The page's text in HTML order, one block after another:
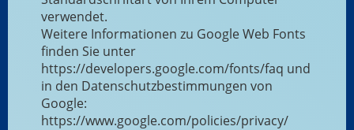
verwendet.
Weitere Informationen zu Google Web Fonts
finden Sie unter
https://developers.google.com/fonts/faq und
in den Datenschutzbestimmungen von
Google:
https://www.google.com/policies/privacy/